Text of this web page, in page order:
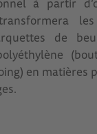
de
en matières